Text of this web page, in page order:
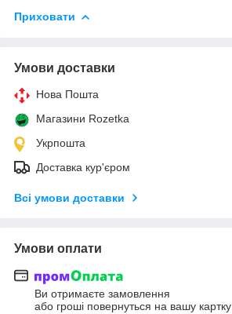
Приховати
Умови доставки
Нова Пошта
Магазини Rozetka
Укрпошта
Доставка кур'єром
Всі умови доставки
Умови оплати
Ви отримаєте замовлення
або гроші повернуться на вашу картку